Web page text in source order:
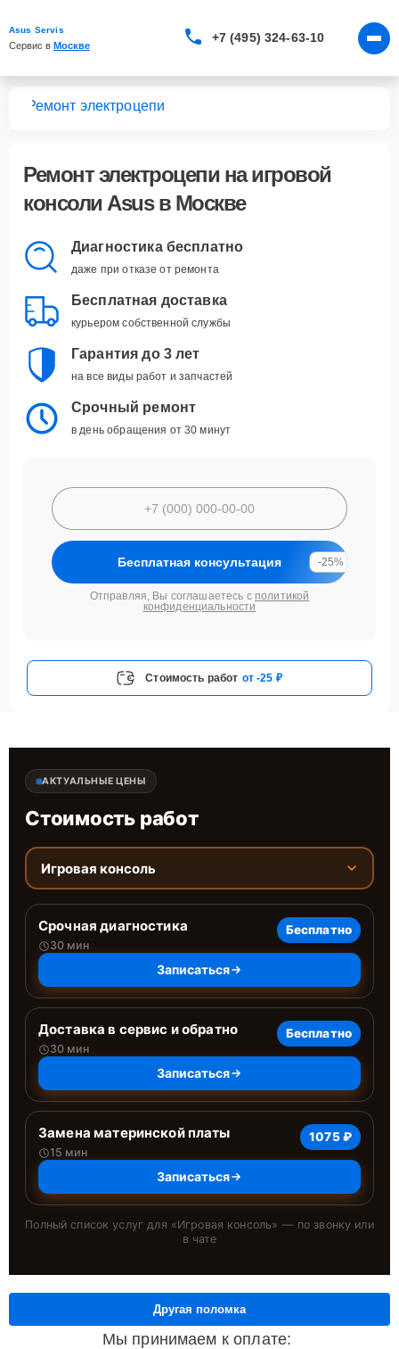
Asus Servis
Сервис в Москве
+7 (495) 324-63-10
Ремонт электроцепи
Ремонт электроцепи на игровой
консоли Asus в Москве
Диагностика бесплатно
даже при отказе от ремонта
Бесплатная доставка
курьером собственной службы
Гарантия до 3 лет
на все виды работ и запчастей
Срочный ремонт
в день обращения от 30 минут
Бесплатная консультация -25%
Отправляя, Вы соглашаетесь с политикой
конфиденциальности
Стоимость работ от -25 ₽
АКТУАЛЬНЫЕ ЦЕНЫ
Стоимость работ
Игровая консоль
Срочная диагностика
30 мин
Бесплатно
Записаться
Доставка в сервис и обратно
30 мин
Бесплатно
Записаться
Замена материнской платы
15 мин
1075 ₽
Записаться
Полный список услуг для «Игровая консоль» — по звонку или
в чате
Мы принимаем к оплате:
Другая поломка